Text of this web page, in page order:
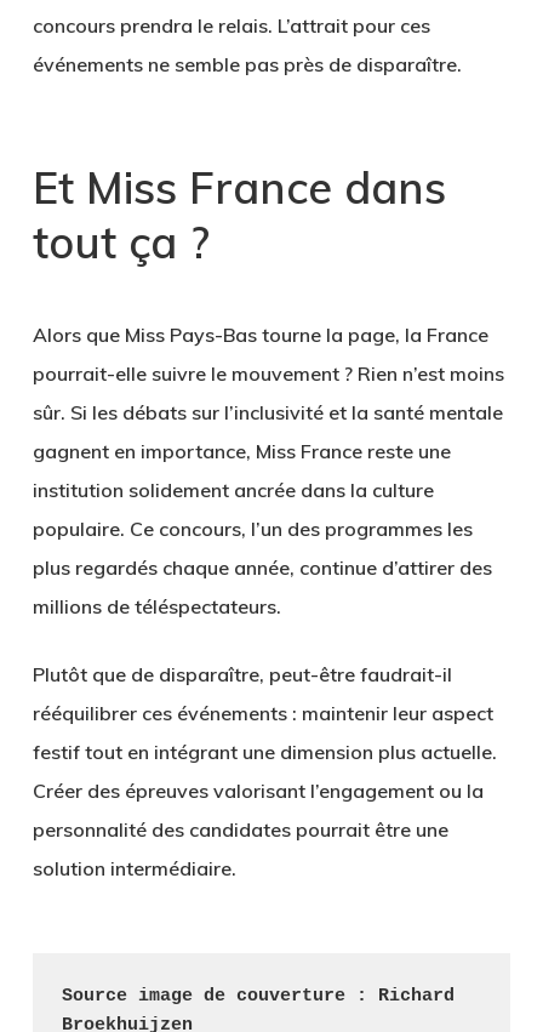
concours prendra le relais. L’attrait pour ces
événements ne semble pas près de disparaître.
Et Miss France dans
tout ça ?
Alors que Miss Pays-Bas tourne la page, la France
pourrait-elle suivre le mouvement ? Rien n’est moins
sûr. Si les débats sur l’inclusivité et la santé mentale
gagnent en importance, Miss France reste une
institution solidement ancrée dans la culture
populaire. Ce concours, l’un des programmes les
plus regardés chaque année, continue d’attirer des
millions de téléspectateurs.
Plutôt que de disparaître, peut-être faudrait-il
rééquilibrer ces événements : maintenir leur aspect
festif tout en intégrant une dimension plus actuelle.
Créer des épreuves valorisant l’engagement ou la
personnalité des candidates pourrait être une
solution intermédiaire.
Source image de couverture : Richard
Broekhuijzen